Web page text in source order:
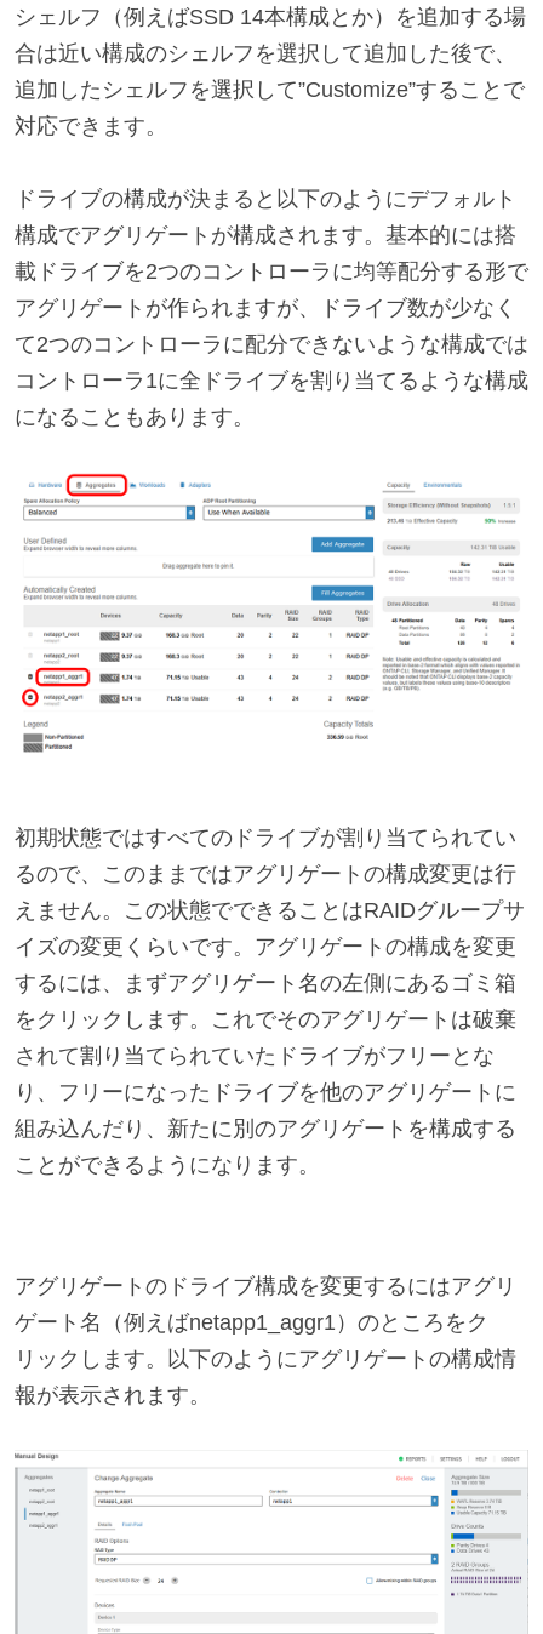
シェルフ（例えばSSD 14本構成とか）を追加する場
合は近い構成のシェルフを選択して追加した後で、
追加したシェルフを選択して”Customize”することで
対応できます。
ドライブの構成が決まると以下のようにデフォルト
構成でアグリゲートが構成されます。基本的には搭
載ドライブを2つのコントローラに均等配分する形で
アグリゲートが作られますが、ドライブ数が少なく
て2つのコントローラに配分できないような構成では
コントローラ1に全ドライブを割り当てるような構成
になることもあります。
初期状態ではすべてのドライブが割り当てられてい
るので、このままではアグリゲートの構成変更は行
えません。この状態でできることはRAIDグループサ
イズの変更くらいです。アグリゲートの構成を変更
するには、まずアグリゲート名の左側にあるゴミ箱
をクリックします。これでそのアグリゲートは破棄
されて割り当てられていたドライブがフリーとな
り、フリーになったドライブを他のアグリゲートに
組み込んだり、新たに別のアグリゲートを構成する
ことができるようになります。
アグリゲートのドライブ構成を変更するにはアグリ
ゲート名（例えばnetapp1_aggr1）のところをク
リックします。以下のようにアグリゲートの構成情
報が表示されます。